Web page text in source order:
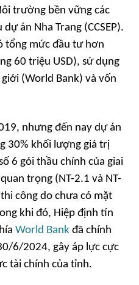
trường bền vững các
án Nha Trang (CCSEP).
tổng mức đầu tư hơn
60 triệu USD), sử dụng
(World Bank) và vốn
nhưng đến nay dự án
30% khối lượng giá trị
6 gói thầu chính của giai
trọng (NT-2.1 và NT-
công do chưa có mặt
khi đó, Hiệp định tín
World Bank đã chính
6/2024, gây áp lực cực
tài chính của tỉnh.